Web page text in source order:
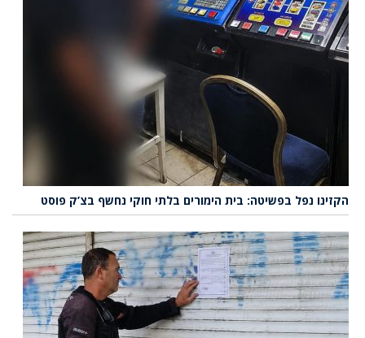
הקזינו נפל בפשיטה: בית הימורים בלתי חוקי נחשף בצ’ק פוסט